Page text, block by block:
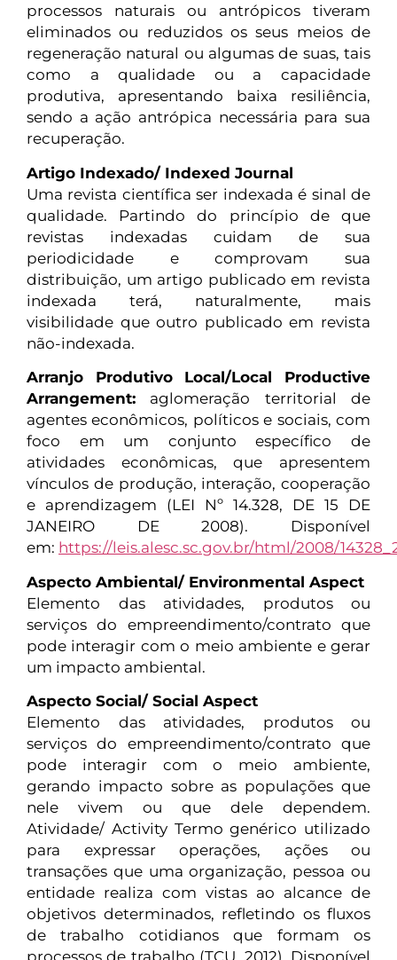
processos naturais ou antrópicos tiveram
eliminados ou reduzidos os seus meios de
regeneração natural ou algumas de suas, tais
como a qualidade ou a capacidade
produtiva, apresentando baixa resiliência,
sendo a ação antrópica necessária para sua
recuperação.
Artigo Indexado/ Indexed Journal
Uma revista científica ser indexada é sinal de
qualidade. Partindo do princípio de que
revistas indexadas cuidam de sua
periodicidade e comprovam sua
distribuição, um artigo publicado em revista
indexada terá, naturalmente, mais
visibilidade que outro publicado em revista
não-indexada.
Arranjo Produtivo Local/Local Productive
Arrangement: aglomeração territorial de
agentes econômicos, políticos e sociais, com
foco em um conjunto específico de
atividades econômicas, que apresentem
vínculos de produção, interação, cooperação
e aprendizagem (LEI Nº 14.328, DE 15 DE
JANEIRO DE 2008). Disponível
em: https://leis.alesc.sc.gov.br/html/2008/
Aspecto Ambiental/ Environmental Aspect
Elemento das atividades, produtos ou
serviços do empreendimento/contrato que
pode interagir com o meio ambiente e gerar
um impacto ambiental.
Aspecto Social/ Social Aspect
Elemento das atividades, produtos ou
serviços do empreendimento/contrato que
pode interagir com o meio ambiente,
gerando impacto sobre as populações que
nele vivem ou que dele dependem.
Atividade/ Activity Termo genérico utilizado
para expressar operações, ações ou
transações que uma organização, pessoa ou
entidade realiza com vistas ao alcance de
objetivos determinados, refletindo os fluxos
de trabalho cotidianos que formam os